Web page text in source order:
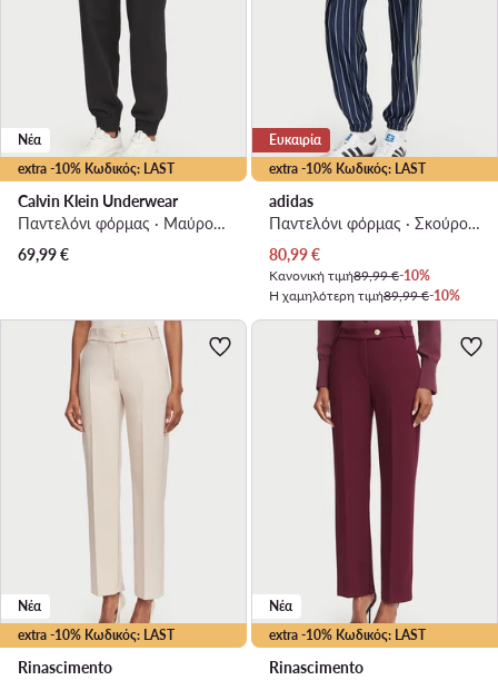
extra -10% Κωδικός: LAST
Νέα
Calvin Klein Underwear
Παντελόνι φόρμας · Μαύρο · Regular Fit
69,99€
extra -10% Κωδικός: LAST
Ευκαιρία
adidas
Παντελόνι φόρμας · Σκούρο μπλε · Regular Fit
Τρέχουσα τιμή
80,99€
Κανονική τιμή89,99 €-10%
Η χαμηλότερη τιμή89,99 €-10%
extra -10% Κωδικός: LAST
Νέα
Rinascimento
extra -10% Κωδικός: LAST
Νέα
Rinascimento